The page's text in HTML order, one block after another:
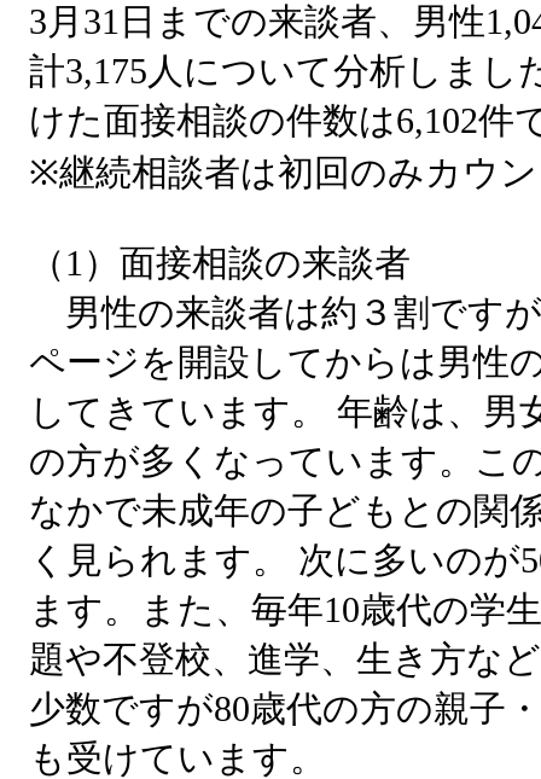
3月31日までの来談者、男性
計3,175人について分析しまし
けた面接相談の件数は6,102件
※継続相談者は初回のみカウ
（1）面接相談の来談者
男性の来談者は約３割です
ページを開設してからは男性
してきています。 年齢は、男
の方が多くなっています。こ
なかで未成年の子どもとの関
く見られます。 次に多いのが
ます。また、毎年10歳代の学
題や不登校、進学、生き方な
少数ですが80歳代の方の親子
も受けています。